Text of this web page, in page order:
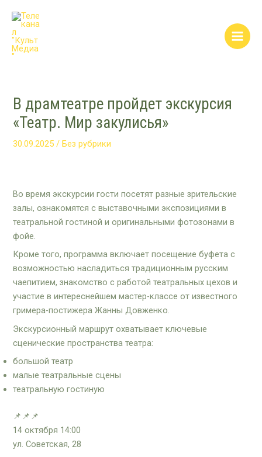
содержимому
В драмтеатре пройдет экскурсия
«Театр. Мир закулисья»
30.09.2025/Без рубрики
Во время экскурсии гости посетят разные зрительские
залы, ознакомятся с выставочными экспозициями в
театральной гостиной и оригинальными фотозонами в
фойе.
Кроме того, программа включает посещение буфета с
возможностью насладиться традиционным русским
чаепитием, знакомство с работой театральных цехов и
участие в интереснейшем мастер-классе от известного
гримера-постижера Жанны Довженко.
Экскурсионный маршрут охватывает ключевые
сценические пространства театра:
большой театр
малые театральные сцены
театральную гостиную
📌📌📌
14 октября 14:00
ул. Советская, 28
navigation